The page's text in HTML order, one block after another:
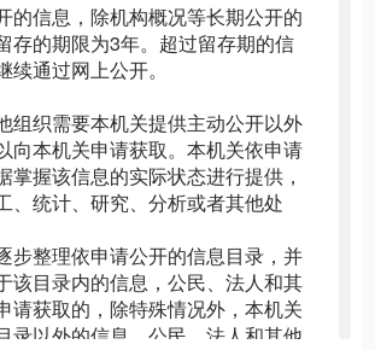
的信息，除机构概况等长期公开的
存的期限为3年。超过留存期的信
续通过网上公开。
组织需要本机关提供主动公开以外
向本机关申请获取。本机关依申请
掌握该信息的实际状态进行提供，
、统计、研究、分析或者其他处
步整理依申请公开的信息目录，并
该目录内的信息，公民、法人和其
请获取的，除特殊情况外，本机关
录以外的信息，公民、法人和其他